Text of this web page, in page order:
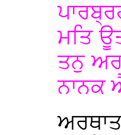
ਮਤਿ
ਤਨੁ
ਨਾਨਕ